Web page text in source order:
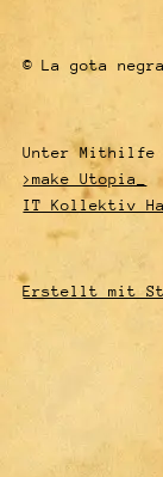
© La gota
Unter Mithilfe
>make Utopia_
IT Kollektiv
Erstellt mit